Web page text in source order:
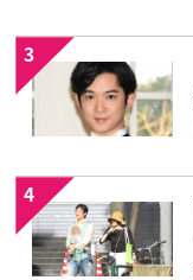
3
4